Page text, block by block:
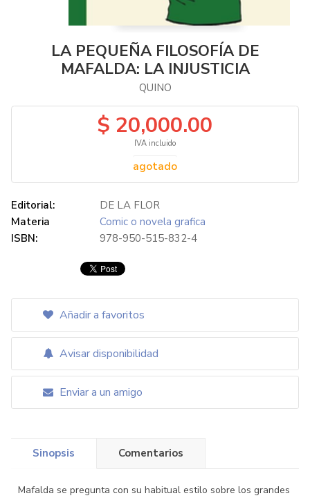
LA PEQUEÑA FILOSOFÍA DE
MAFALDA: LA INJUSTICIA
QUINO
$ 20,000.00
IVA incluido
agotado
Editorial:
DE LA FLOR
Materia
Comic o novela grafica
ISBN:
978-950-515-832-4
Añadir a favoritos
Avisar disponibilidad
Enviar a un amigo
Sinopsis Comentarios
Mafalda se pregunta con su habitual estilo sobre los grandes